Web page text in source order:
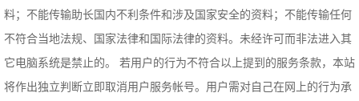
料；不能传输助长国内不利条件和涉及国家安全的资料；不能传输任何
不符合当地法规、国家法律和国际法律的资料。未经许可而非法进入其
它电脑系统是禁止的。 若用户的行为不符合以上提到的服务条款，本站
将作出独立判断立即取消用户服务帐号。用户需对自己在网上的行为承